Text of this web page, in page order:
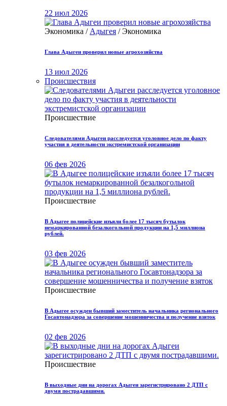
22 июл 2026
Экономика /Адыгея / Экономика
Глава Адыгеи проверил новые агрохозяйства
13 июл 2026
Происшествия
Происшествие
Следователями Адыгеи расследуется уголовное дело по факту
участия в деятельности экстремистской организации
06 фев 2026
Происшествие
В Адыгее полицейские изъяли более 17 тысяч бутылок
немаркированной безалкогольной продукции на 1,5 миллиона
рублей.
03 фев 2026
Происшествие
В Адыгее осужден бывший заместитель начальника регионального
Госавтонадзора за совершение мошенничества и получение взяток
02 фев 2026
Происшествие
В выходные дни на дорогах Адыгеи зарегистрировано 2 ДТП с
двумя пострадавшими.